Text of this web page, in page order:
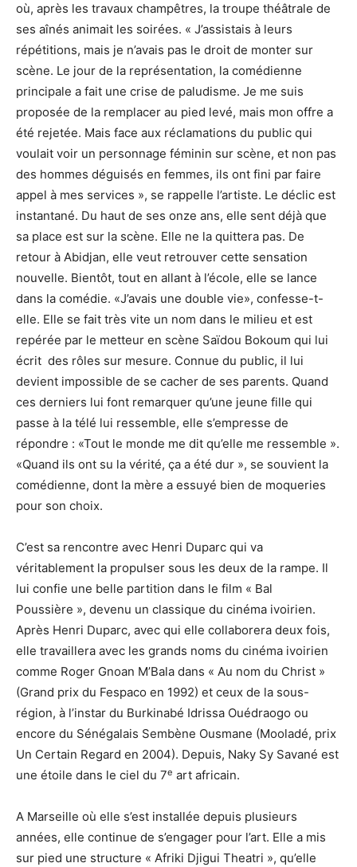
où, après les travaux champêtres, la troupe théâtrale de
ses aînés animait les soirées. « J’assistais à leurs
répétitions, mais je n’avais pas le droit de monter sur
scène. Le jour de la représentation, la comédienne
principale a fait une crise de paludisme. Je me suis
proposée de la remplacer au pied levé, mais mon offre a
été rejetée. Mais face aux réclamations du public qui
voulait voir un personnage féminin sur scène, et non pas
des hommes déguisés en femmes, ils ont fini par faire
appel à mes services », se rappelle l’artiste. Le déclic est
instantané. Du haut de ses onze ans, elle sent déjà que
sa place est sur la scène. Elle ne la quittera pas. De
retour à Abidjan, elle veut retrouver cette sensation
nouvelle. Bientôt, tout en allant à l’école, elle se lance
dans la comédie. «J’avais une double vie», confesse-t-
elle. Elle se fait très vite un nom dans le milieu et est
repérée par le metteur en scène Saïdou Bokoum qui lui
écrit des rôles sur mesure. Connue du public, il lui
devient impossible de se cacher de ses parents. Quand
ces derniers lui font remarquer qu’une jeune fille qui
passe à la télé lui ressemble, elle s’empresse de
répondre : «Tout le monde me dit qu’elle me ressemble ».
«Quand ils ont su la vérité, ça a été dur », se souvient la
comédienne, dont la mère a essuyé bien de moqueries
pour son choix.
C’est sa rencontre avec Henri Duparc qui va
véritablement la propulser sous les deux de la rampe. Il
lui confie une belle partition dans le film « Bal
Poussière », devenu un classique du cinéma ivoirien.
Après Henri Duparc, avec qui elle collaborera deux fois,
elle travaillera avec les grands noms du cinéma ivoirien
comme Roger Gnoan M’Bala dans « Au nom du Christ »
(Grand prix du Fespaco en 1992) et ceux de la sous-
région, à l’instar du Burkinabé Idrissa Ouédraogo ou
encore du Sénégalais Sembène Ousmane (Mooladé, prix
Un Certain Regard en 2004). Depuis, Naky Sy Savané est
une étoile dans le ciel du 7e art africain.
A Marseille où elle s’est installée depuis plusieurs
années, elle continue de s’engager pour l’art. Elle a mis
sur pied une structure « Afriki Djigui Theatri », qu’elle